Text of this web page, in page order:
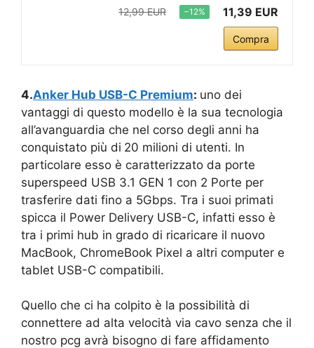
12,99 EUR −12% 11,39 EUR
Compra
4.Anker Hub USB-C Premium: uno dei
vantaggi di questo modello è la sua tecnologia
all’avanguardia che nel corso degli anni ha
conquistato più di 20 milioni di utenti. In
particolare esso è caratterizzato da porte
superspeed USB 3.1 GEN 1 con 2 Porte per
trasferire dati fino a 5Gbps. Tra i suoi primati
spicca il Power Delivery USB-C, infatti esso è
tra i primi hub in grado di ricaricare il nuovo
MacBook, ChromeBook Pixel a altri computer e
tablet USB-C compatibili.
Quello che ci ha colpito è la possibilità di
connettere ad alta velocità via cavo senza che il
nostro pcg avrà bisogno di fare affidamento